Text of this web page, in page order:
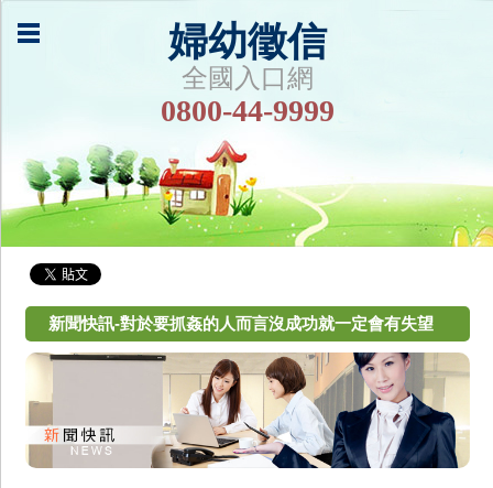
婦幼徵信
全國入口網
0800-44-9999
新聞快訊-對於要抓姦的人而言沒成功就一定會有失望
的感覺